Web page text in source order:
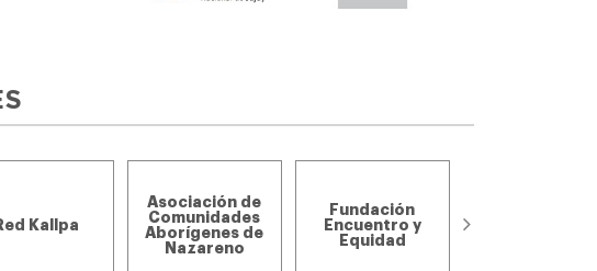
Kallpa
Asociación de
Comunidades
Aborígenes de
Nazareno
Fundación
Encuentro y
Equidad